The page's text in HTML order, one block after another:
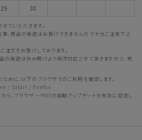
29 30
ていただきます。
、商品の発送はお受けできませんので十分ご注意下さ
注文をお受けしております。
の発送は休み明けより順次対応させて頂きますので、何
めに、以下のブラウザでのご利用を推奨します。
/ Safari / Firefox
ら、ブラウザーやOSの自動アップデートを有効に設定し